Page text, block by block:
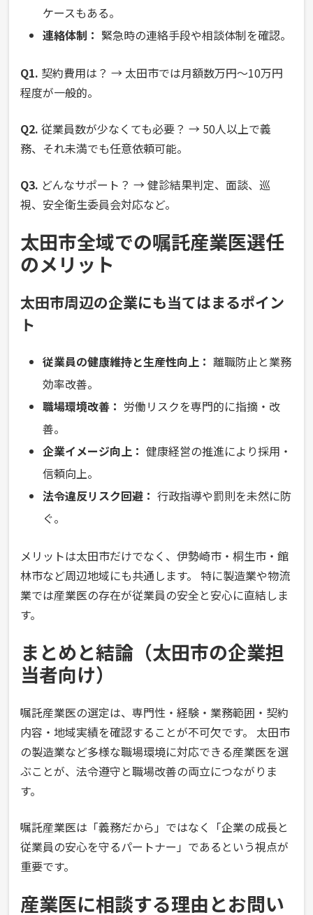
ケースもある。
連絡体制： 緊急時の連絡手段や相談体制を確認。
Q1. 契約費用は？ → 太田市では月額数万円〜10万円
程度が一般的。
Q2. 従業員数が少なくても必要？ → 50人以上で義
務、それ未満でも任意依頼可能。
Q3. どんなサポート？ → 健診結果判定、面談、巡
視、安全衛生委員会対応など。
太田市全域での嘱託産業医選任
のメリット
太田市周辺の企業にも当てはまるポイン
ト
従業員の健康維持と生産性向上： 離職防止と業務
効率改善。
職場環境改善： 労働リスクを専門的に指摘・改
善。
企業イメージ向上： 健康経営の推進により採用・
信頼向上。
法令違反リスク回避： 行政指導や罰則を未然に防
ぐ。
メリットは太田市だけでなく、伊勢崎市・桐生市・館
林市など周辺地域にも共通します。 特に製造業や物流
業では産業医の存在が従業員の安全と安心に直結しま
す。
まとめと結論（太田市の企業担
当者向け）
嘱託産業医の選定は、専門性・経験・業務範囲・契約
内容・地域実績を確認することが不可欠です。 太田市
の製造業など多様な職場環境に対応できる産業医を選
ぶことが、法令遵守と職場改善の両立につながりま
す。
嘱託産業医は「義務だから」ではなく「企業の成長と
従業員の安心を守るパートナー」であるという視点が
重要です。
産業医に相談する理由とお問い